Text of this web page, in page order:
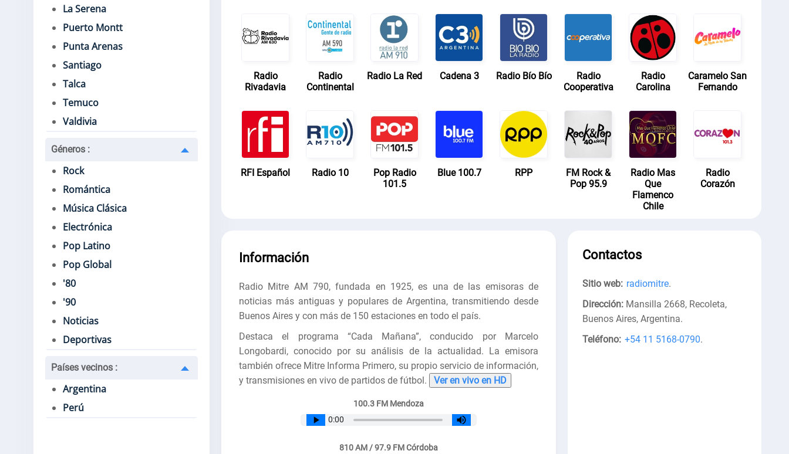
La Serena
Puerto Montt
Punta Arenas
Santiago
Talca
Temuco
Valdivia
Géneros :
Rock
Romántica
Música Clásica
Electrónica
Pop Latino
Pop Global
'80
'90
Noticias
Deportivas
Países vecinos :
Argentina
Perú
Radio
Rivadavia
Radio
Continental
Radio La Red Cadena 3 Radio Bío Bío
Radio
Cooperativa
Radio
Carolina
Caramelo San
Fernando
RFI Español Radio 10
Pop Radio
101.5
Blue 100.7 RPP
FM Rock &
Pop 95.9
Radio Mas
Que
Flamenco
Chile
Radio
Corazón
Información
Radio Mitre AM 790, fundada en 1925, es una de las emisoras de
noticias más antiguas y populares de Argentina, transmitiendo desde
Buenos Aires y con más de 150 estaciones en todo el país.
Destaca el programa “Cada Mañana”, conducido por Marcelo
Longobardi, conocido por su análisis de la actualidad. La emisora
también ofrece Mitre Informa Primero, su propio servicio de información,
y transmisiones en vivo de partidos de fútbol.
Ver en vivo en HD
100.3 FM Mendoza
810 AM / 97.9 FM Córdoba
Contactos
Sitio web: radiomitre.
Dirección: Mansilla 2668, Recoleta,
Buenos Aires, Argentina.
Teléfono: +54 11 5168-0790.